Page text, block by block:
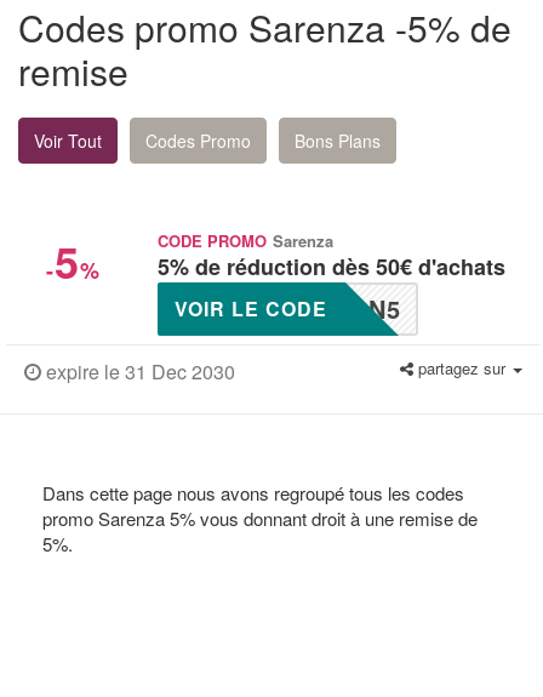
Codes promo Sarenza -5% de
remise
Voir Tout Codes Promo Bons Plans
-5%
CODE PROMO Sarenza
5% de réduction dès 50€ d'achats
ON5
VOIR LE CODE
expire le 31 Dec 2030 partagez sur
Dans cette page nous avons regroupé tous les codes
promo Sarenza 5% vous donnant droit à une remise de
5%.